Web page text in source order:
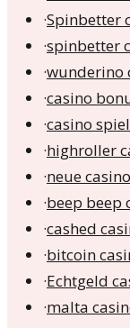
·Spinbetter
·spinbetter
·wunderino
·casino
·casino
·highroller
·neue
·beep beep
·cashed
·bitcoin
·Echtgeld
·malta